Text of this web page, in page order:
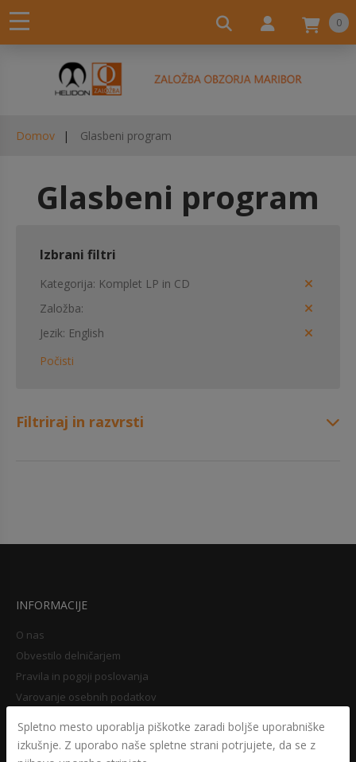
0
Domov Glasbeni program
Glasbeni program
Izbrani filtri
Kategorija Komplet LP in CD
Založba
Jezik English
Počisti
Filtriraj in razvrsti
INFORMACIJE
O nas
Obvestilo delničarjem
Pravila in pogoji poslovanja
Varovanje osebnih podatkov
Pravilnik o zasebnosti
Pravno obvestilo
Spletno mesto uporablja piškotke zaradi boljše uporabniške
izkušnje. Z uporabo naše spletne strani potrjujete, da se z